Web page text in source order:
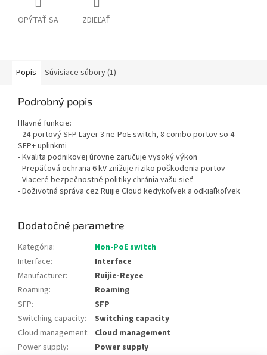
OPÝTAŤ SA ZDIEĽAŤ
Popis Súvisiace súbory (1)
Podrobný popis
Hlavné funkcie:
- 24-portový SFP Layer 3 ne-PoE switch, 8 combo portov so 4
SFP+ uplinkmi
- Kvalita podnikovej úrovne zaručuje vysoký výkon
- Prepäťová ochrana 6 kV znižuje riziko poškodenia portov
- Viaceré bezpečnostné politiky chránia vašu sieť
- Doživotná správa cez Ruijie Cloud kedykoľvek a odkiaľkoľvek
Dodatočné parametre
Kategória:
Non-PoE switch
Interface:
Interface
Manufacturer:
Ruijie-Reyee
Roaming:
Roaming
SFP:
SFP
Switching capacity:
Switching capacity
Cloud management: Cloud management
Power supply: Power supply